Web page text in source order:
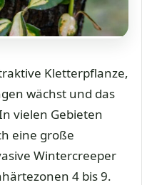
Kletterpflanze,
wächst und das
vielen Gebieten
eine große
Wintercreeper
4 bis 9.